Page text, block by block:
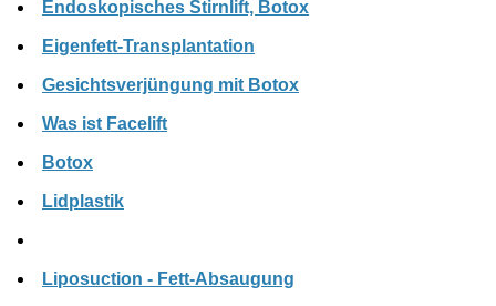
Endoskopisches Stirnlift, Botox
Eigenfett-Transplantation
Gesichtsverjüngung mit Botox
Was ist Facelift
Botox
Lidplastik
Liposuction - Fett-Absaugung